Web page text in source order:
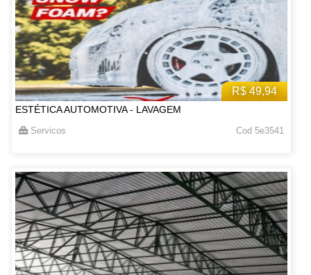
R$ 49,94
ESTÉTICA AUTOMOTIVA - LAVAGEM
Servicos Cod 5e3541